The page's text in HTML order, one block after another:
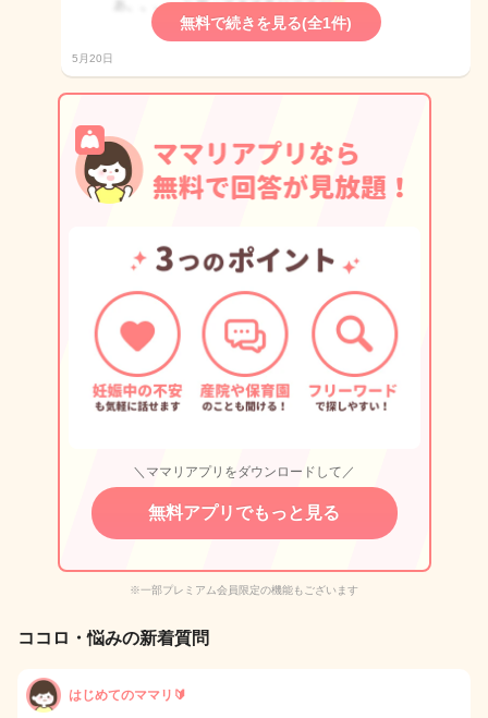
無料で続きを見る(全1件)
5月20日
＼ママリアプリをダウンロードして／
無料アプリでもっと見る
※一部プレミアム会員限定の機能もございます
ココロ・悩みの新着質問
はじめてのママリ🔰